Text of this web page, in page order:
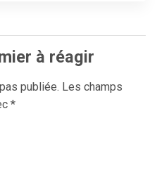
à réagir
publiée. Les champs
*